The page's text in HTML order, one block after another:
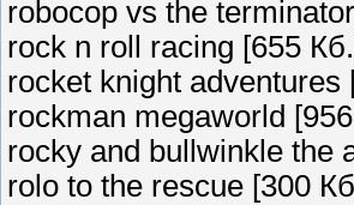
robocop vs the
rock n roll racing [655
rocket knight adventures
rockman megaworld
rocky and bullwinkle the
rolo to the rescue [300